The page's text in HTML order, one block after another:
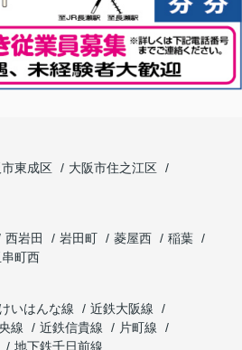
東成区
大阪市住之江区
西岩田 岩田町 菱屋西
稲葉
串町西
いはんな線
近鉄大阪線
線 近鉄信貴線
片町線
地下鉄千日前線